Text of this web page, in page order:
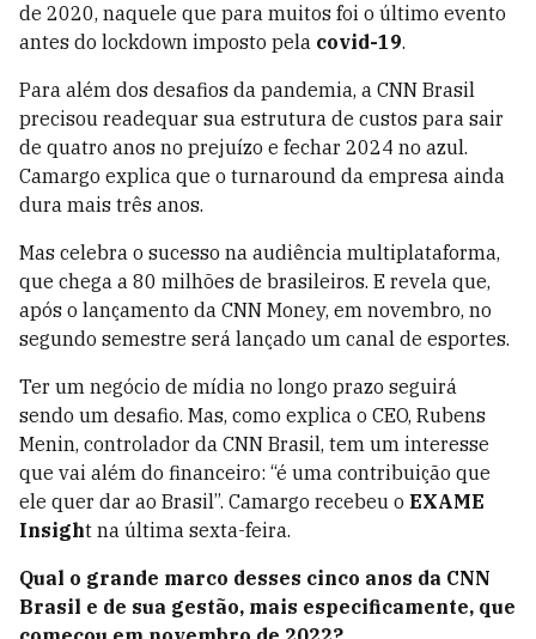
de 2020, naquele que para muitos foi o último evento
antes do lockdown imposto pela covid-19.
Para além dos desafios da pandemia, a CNN Brasil
precisou readequar sua estrutura de custos para sair
de quatro anos no prejuízo e fechar 2024 no azul.
Camargo explica que o turnaround da empresa ainda
dura mais três anos.
Mas celebra o sucesso na audiência multiplataforma,
que chega a 80 milhões de brasileiros. E revela que,
após o lançamento da CNN Money, em novembro, no
segundo semestre será lançado um canal de esportes.
Ter um negócio de mídia no longo prazo seguirá
sendo um desafio. Mas, como explica o CEO, Rubens
Menin, controlador da CNN Brasil, tem um interesse
que vai além do financeiro: “é uma contribuição que
ele quer dar ao Brasil”. Camargo recebeu o EXAME
Insight na última sexta-feira.
Qual o grande marco desses cinco anos da CNN
Brasil e de sua gestão, mais especificamente, que